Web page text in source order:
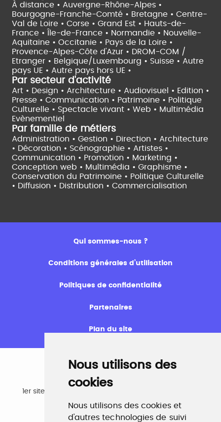
Nous utilisons des
cookies
Nous utilisons des cookies et
d'autres technologies de suivi
À distance • Auvergne-Rhône-Alpes •
Bourgogne-Franche-Comté • Bretagne • Centre-
Val de Loire • Corse • Grand Est • Hauts-de-
France •
Île-de-France • Normandie • Nouvelle-
Aquitaine • Occitanie • Pays de la Loire •
Provence-Alpes-Côte d'Azur • DROM-COM /
Etranger • Belgique/Luxembourg • Suisse • Autre
pays UE • Autre pays hors UE •
Par secteur d'activité
Art • Design • Architecture • Audiovisuel • Edition •
Presse • Communication • Patrimoine • Politique
Culturelle • Spectacle vivant • Web • Multimédia
Evènementiel
Par famille de métiers
Administration • Gestion • Direction • Architecture
• Décoration • Scénographie • Artistes •
Communication • Promotion • Marketing •
Conception web • Multimédia • Graphisme •
Conservation du Patrimoine • Politique Culturelle
• Diffusion • Distribution • Commercialisation
Qui sommes-nous ?
Conditions générales d’utilisation
Politiques de confidentialité
Partenaires
Plan du site
Emploi
1er site emploi du secteur culturel 784.000 visites et
www.profilculture.com